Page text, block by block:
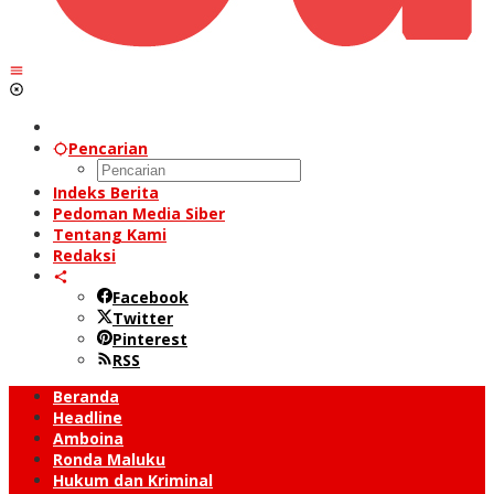
Pencarian
Indeks Berita
Pedoman Media Siber
Tentang Kami
Redaksi
Facebook
Twitter
Pinterest
RSS
Beranda
Headline
Amboina
Ronda Maluku
Hukum dan Kriminal